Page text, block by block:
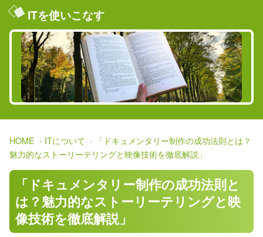
ITを使いこなす
HOME ITについて
「ドキュメンタリー制作の成功法則とは？
魅力的なストーリーテリングと映像技術を徹底解説」
「ドキュメンタリー制作の成功法則と
は？魅力的なストーリーテリングと映
像技術を徹底解説」